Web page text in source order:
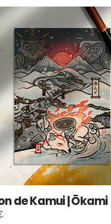
AJOUTER AU PANIER
de Kamui | Ōkami